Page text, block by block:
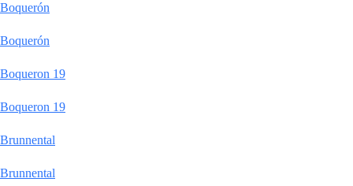
Boquerón
Boquerón
Boqueron 19
Boqueron 19
Brunnental
Brunnental